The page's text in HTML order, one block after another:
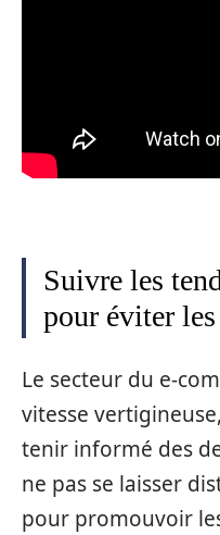
Suivre les
pour éviter les
Le secteur du e-
vitesse
tenir informé des
ne pas se laisser
pour promouvoir